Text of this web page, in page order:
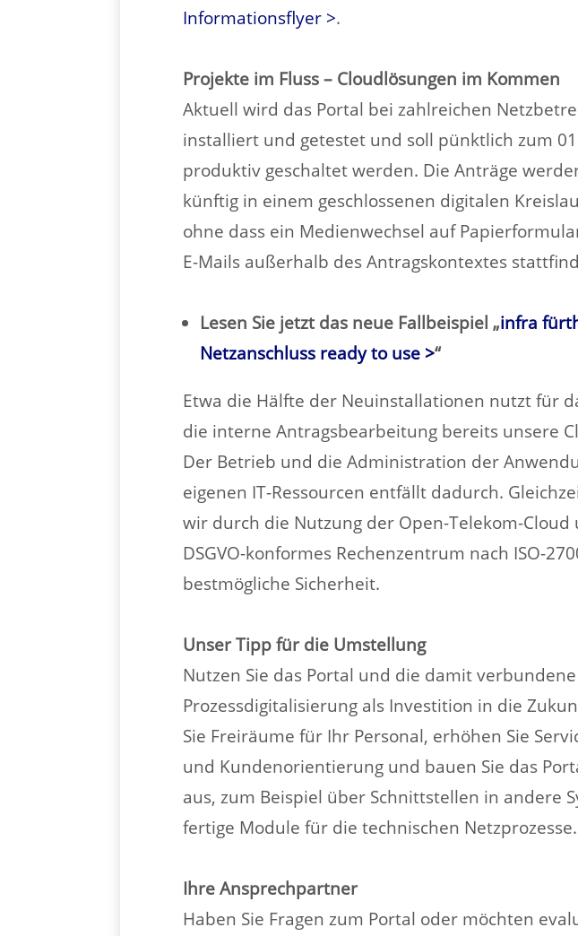
Informationsflyer >.
Projekte im Fluss – Cloudlösungen im Kommen
Aktuell wird das Portal bei zahlreichen
installiert und getestet und soll pünktlich zum
produktiv geschaltet werden. Die Anträge
künftig in einem geschlossenen digitalen
ohne dass ein Medienwechsel auf
E-Mails außerhalb des Antragskontextes
Lesen Sie jetzt das neue Fallbeispiel „infra
Netzanschluss ready to use >“
Etwa die Hälfte der Neuinstallationen nutzt für
die interne Antragsbearbeitung bereits unsere
Der Betrieb und die Administration der
eigenen IT-Ressourcen entfällt dadurch.
wir durch die Nutzung der Open-Telekom-Cloud
DSGVO-konformes Rechenzentrum nach ISO-
bestmögliche Sicherheit.
Unser Tipp für die Umstellung
Nutzen Sie das Portal und die damit verbundene
Prozessdigitalisierung als Investition in die
Sie Freiräume für Ihr Personal, erhöhen Sie
und Kundenorientierung und bauen Sie das
aus, zum Beispiel über Schnittstellen in andere
fertige Module für die technischen Netzprozesse.
Ihre Ansprechpartner
Haben Sie Fragen zum Portal oder möchten